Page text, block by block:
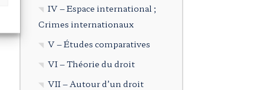
IV – Espace international ;
Crimes internationaux
V – Études comparatives
VI – Théorie du droit
VII – Autour d’un droit